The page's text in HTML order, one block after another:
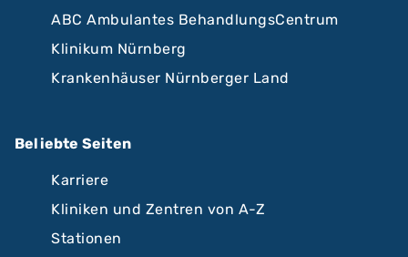
ABC Ambulantes BehandlungsCentrum
Klinikum Nürnberg
Krankenhäuser Nürnberger Land
Beliebte Seiten
Karriere
Kliniken und Zentren von A-Z
Stationen